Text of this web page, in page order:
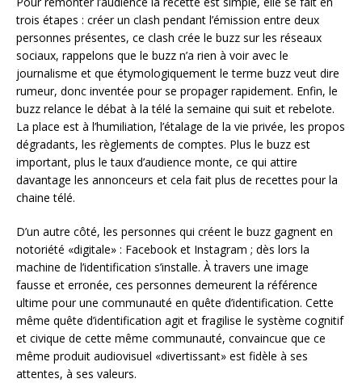
trois étapes : créer un clash pendant l’émission entre deux
personnes présentes, ce clash crée le buzz sur les réseaux
sociaux, rappelons que le buzz n’a rien à voir avec le
journalisme et que étymologiquement le terme buzz veut dire
rumeur, donc inventée pour se propager rapidement. Enfin, le
buzz relance le débat à la télé la semaine qui suit et rebelote.
La place est à l’humiliation, l’étalage de la vie privée, les propos
dégradants, les règlements de comptes. Plus le buzz est
important, plus le taux d’audience monte, ce qui attire
davantage les annonceurs et cela fait plus de recettes pour la
chaine télé.
D’un autre côté, les personnes qui créent le buzz gagnent en
notoriété «digitale» : Facebook et Instagram ; dès lors la
machine de l’identification s’installe. À travers une image
fausse et erronée, ces personnes demeurent la référence
ultime pour une communauté en quête d’identification. Cette
même quête d’identification agit et fragilise le système cognitif
et civique de cette même communauté, convaincue que ce
même produit audiovisuel «divertissant» est fidèle à ses
attentes, à ses valeurs.